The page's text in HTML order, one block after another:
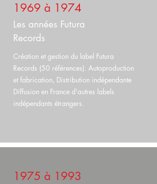
1969 à 1974
Les années Futura
Records
Création et gestion du label Futura
Records (50 références). Autoproduction
et fabrication, Distribution indépendante
Diffusion en France d'autres labels
indépendants étrangers.
1975 à 1993